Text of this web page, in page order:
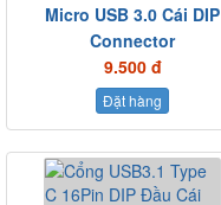
Micro USB 3.0 Cái DIP
Connector
9.500 đ
Đặt hàng